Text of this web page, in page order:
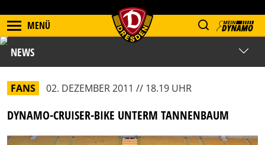
MENÜ
NEWS
FANS 02. DEZEMBER 2011 // 18.19 UHR
DYNAMO-CRUISER-BIKE UNTERM TANNENBAUM